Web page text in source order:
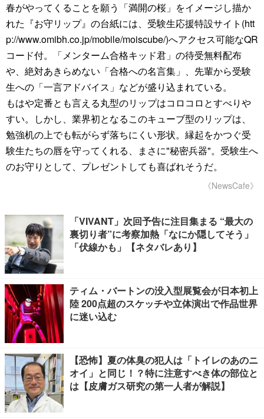
春がやってくることを願う「満開の桜」をイメージし描か
れた『お守リップ』の台紙には、受験生応援特設サイト(htt
p://www.omibh.co.jp/mobile/moiscube/)へアクセス可能なQR
コード付。「メンターム合格キッド君」の待受無料配布
や、絶対あきらめない「合格への名言集」、先輩から受験
生への「一言アドバイス」などが盛り込まれている。
もはや定番とも言える丸型のリップはコロコロとすべりや
すい。しかし、業界初となるこのキューブ型のリップは、
勉強机の上でも転がらず落ちにくい形状。縁起をかつぐ受
験生たちの唇を守ってくれる、まさに"秘密兵器"。受験生へ
のお守りとして、プレゼントしても喜ばれそうだ。
《NewsCafe》
「VIVANT」次回予告に注目集まる “最大の
裏切り者”に考察加熱「なにか隠してそう」
「伏線かも」【ネタバレあり】
ティム・バートンの没入型展覧会が日本初上
陸 200点超のスケッチや立体演出で作品世界
に迷い込む
【恐怖】夏の体臭の犯人は「トイレのあのニ
オイ」と同じ！？特に注意すべき体の部位と
は【皮膚ガス研究の第一人者が解説】